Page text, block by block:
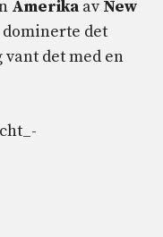
Amerika av New
dominerte det
det med en